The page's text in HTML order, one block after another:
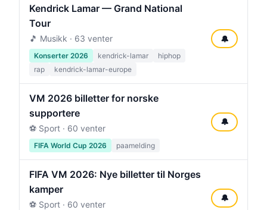
Kendrick Lamar — Grand National
Tour
🎵 Musikk · 63 venter
Konserter 2026 kendrick-lamar
hiphop
rap
kendrick-lamar-europe
🔔
VM 2026 billetter for norske
supportere
⚽ Sport · 60 venter
FIFA World Cup 2026 paamelding
🔔
FIFA VM 2026: Nye billetter til Norges
kamper
⚽ Sport · 60 venter
🔔